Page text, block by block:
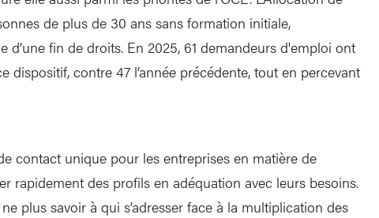
de plus de 30 ans sans formation initiale,
d’une fin de droits. En 2025, 61 demandeurs d'emploi ont
dispositif, contre 47 l’année précédente, tout en percevant
contact unique pour les entreprises en matière de
rapidement des profils en adéquation avec leurs besoins.
plus savoir à qui s’adresser face à la multiplication des